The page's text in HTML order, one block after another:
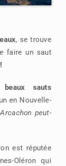
, se trouve
faire un saut
sauts
en Nouvelle-
peut-
est réputée
Oléron qui